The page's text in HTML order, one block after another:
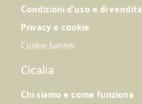
Condizioni d'uso e di vendita
Privacy e cookie
Cookie banner
Cicalia
Chi siamo e come funziona